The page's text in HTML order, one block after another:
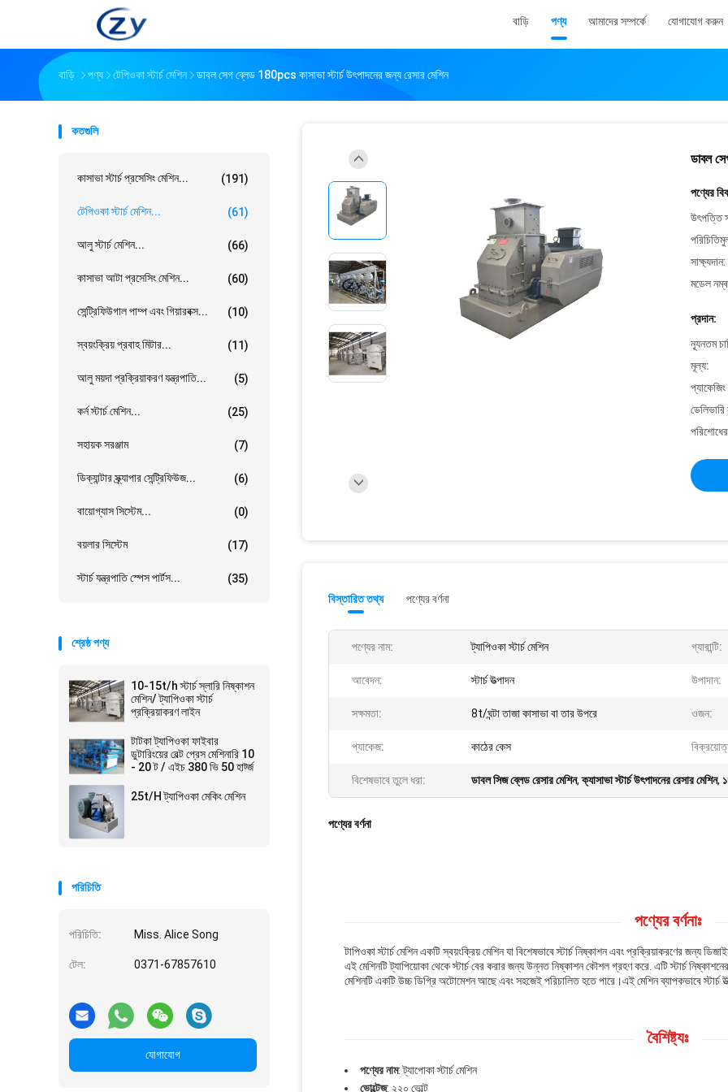
বাড়ি পণ্য আমাদের সম্পর্কে যোগাযোগ করুন
বাড়ি পণ্য টেপিওকা স্টার্চ মেশিন ডাবল সেগ ব্লেড 180pcs কাসাভা স্টার্চ উৎপাদনের জন্য রেসার মেশিন
কতগুলি
কাসাভা স্টার্চ প্রসেসিং মেশিন... (191)
টেপিওকা স্টার্চ মেশিন... (61)
আলু স্টার্চ মেশিন... (66)
কাসাভা আটা প্রসেসিং মেশিন... (60)
সেন্ট্রিফিউগাল পাম্প এবং গিয়ারবক্স... (10)
স্বয়ংক্রিয় প্রবাহ মিটার... (11)
আলু ময়দা প্রক্রিয়াকরণ যন্ত্রপাতি... (5)
কর্ন স্টার্চ মেশিন... (25)
সহায়ক সরঞ্জাম (7)
ডিক্যান্টার স্ক্র্যাপার সেন্ট্রিফিউজ... (6)
বায়োগ্যাস সিস্টেম... (0)
বয়লার সিস্টেম (17)
স্টার্চ যন্ত্রপাতি স্পেস পার্টস... (35)
শ্রেষ্ঠ পণ্য
10-15t/h স্টার্চ স্লারি নিষ্কাশন
মেশিন/ ট্যাপিওকা স্টার্চ
প্রক্রিয়াকরণ লাইন
টাটকা ট্যাপিওকা ফাইবার
ডুটারিংয়ের বেল্ট প্রেস মেশিনারি 10
- 20 ট / এইচ 380 ভি 50 হার্ট্জ
25t/H ট্যাপিওকা মেকিং মেশিন
পরিচিতি
পরিচিতি: Miss. Alice Song
টেল: 0371-67857610
যোগাযোগ
ডাবল
পণ্যের
উৎপত্তি
সাক্ষ্যদান:
মডেল
প্রদান:
ন্যূনতম
মূল্য:
বিস্তারিত তথ্য পণ্যের বর্ণনা
পণ্যের নাম: ট্যাপিওকা স্টার্চ মেশিন গ্যারান্টি:
আবেদন: স্টার্চ উত্পাদন উপাদান:
সক্ষমতা: 8t/ঘন্টা তাজা কাসাভা বা তার উপরে ওজন:
প্যাকেজ: কাঠের কেস
বিশেষভাবে তুলে ধরা: ডাবল সিজ ব্লেড রেসার মেশিন,ক্যাসাভা স্টার্চ উৎপাদনের রেসার মেশিন,
পণ্যের বর্ণনা
পণ্যের বর্ণনাঃ
টাপিওকা স্টার্চ মেশিন একটি স্বয়ংক্রিয় মেশিন যা বিশেষভাবে স্টার্চ নিষ্কাশন এবং প্রক্রিয়াকরণের জন্য
এই মেশিনটি ট্যাপিয়োকা থেকে স্টার্চ বের করার জন্য উন্নত নিষ্কাশন কৌশল গ্রহণ করে. এটি স্টার্চ
মেশিনটি একটি উচ্চ ডিগ্রি অটোমেশন আছে এবং সহজেই পরিচালিত হতে পারে।এই মেশিন ব্যাপকভাবে স্টার্চ
বৈশিষ্ট্যঃ
পণ্যের নাম: ট্যাপোকা স্টার্চ মেশিন
ভোল্টেজ: ২২০ ভোল্ট